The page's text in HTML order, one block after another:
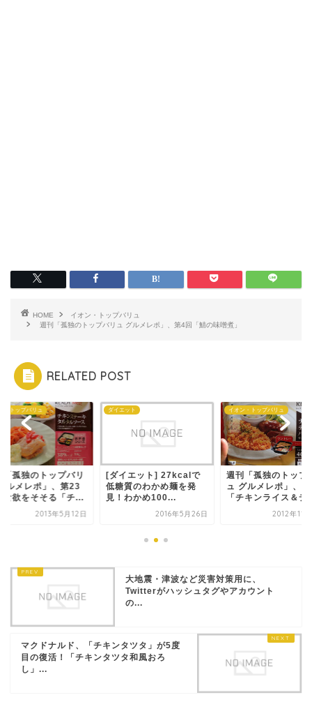
HOME
イオン・トップバリュ
週刊「孤独のトップバリュ グルメレポ」、第4回「鯖の味噌煮」
RELATED POST
ット
エット] 27kcalで
質のわかめ麺を発
わかめ100...
2016年5月26日
イオン・トップバリュ
週刊「孤独のトップバリ
ュ グルメレポ」、第2回
「チキンライス＆デミ...
2012年11月23日
イオン・トップバリュ
週刊「孤独のトップ
ュ グルメレポ」、
回は食欲をそそる「
2013年5
大地震・津波など災害対策用に、
Twitterがハッシュタグやアカウント
の...
マクドナルド、「チキンタツタ」が5度
目の復活！「チキンタツタ和風おろ
し」...